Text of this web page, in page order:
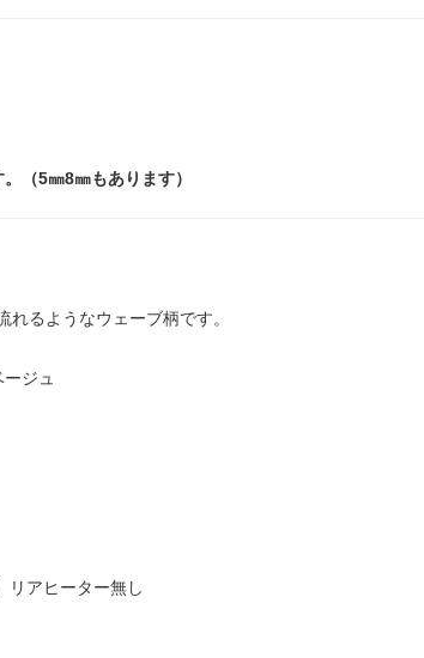
（5㎜8㎜もあります）
るようなウェーブ柄です。
ジュ
リアヒーター無し